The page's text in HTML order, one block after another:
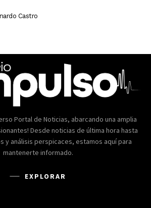
Castro
Portal de Noticias, abarcando una amplia
Desde noticias de última hora hasta
y análisis perspicaces, estamos aquí para
mantenerte informado.
EXPLORAR